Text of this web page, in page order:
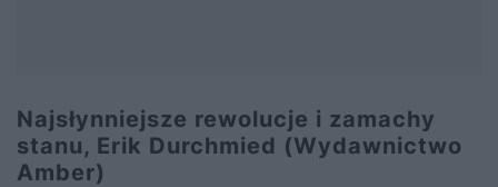
Najsłynniejsze rewolucje i zamachy
stanu, Erik Durchmied (Wydawnictwo
Amber)